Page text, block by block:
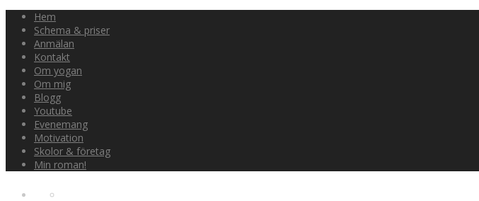
Hem
Schema & priser
Anmälan
Kontakt
Om yogan
Om mig
Blogg
Youtube
Evenemang
Motivation
Skolor & företag
Min roman!